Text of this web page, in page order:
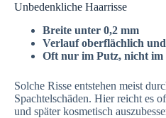
Unbedenkliche Haarrisse
Breite unter 0,2 mm
Verlauf oberflächlich
Oft nur im Putz, nicht
Solche Risse entstehen meist
Spachtelschäden. Hier reicht es
und später kosmetisch